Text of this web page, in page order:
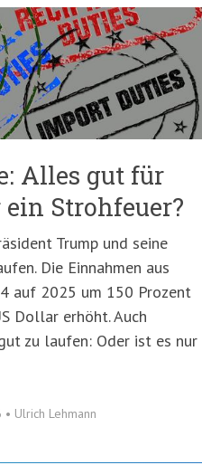
Alles gut für
Strohfeuer?
Trump und seine
Die Einnahmen aus
auf 2025 um 150 Prozent
Dollar erhöht. Auch
zu laufen: Oder ist es nur
• Ulrich Lehmann